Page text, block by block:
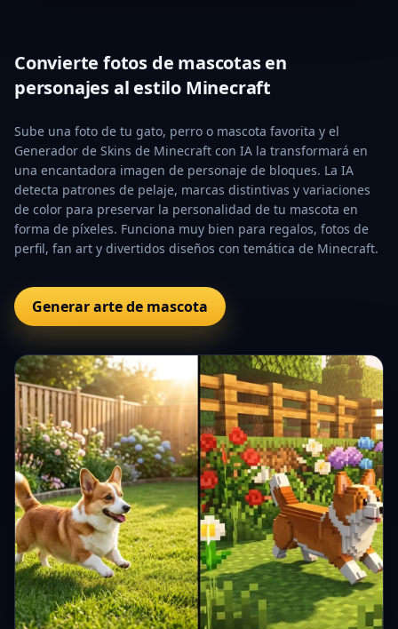
Convierte fotos de mascotas en
personajes al estilo Minecraft
Sube una foto de tu gato, perro o mascota favorita y el
Generador de Skins de Minecraft con IA la transformará en
una encantadora imagen de personaje de bloques. La IA
detecta patrones de pelaje, marcas distintivas y variaciones
de color para preservar la personalidad de tu mascota en
forma de píxeles. Funciona muy bien para regalos, fotos de
perfil, fan art y divertidos diseños con temática de Minecraft.
Generar arte de mascota